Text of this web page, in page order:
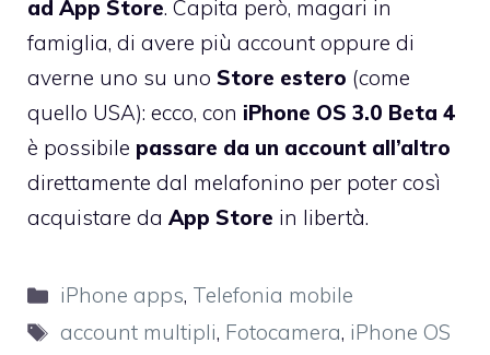
ad App Store. Capita però, magari in
famiglia, di avere più account oppure di
averne uno su uno Store estero (come
quello USA): ecco, con iPhone OS 3.0 Beta 4
è possibile passare da un account all’altro
direttamente dal melafonino per poter così
acquistare da App Store in libertà.
Categorie
iPhone apps, Telefonia mobile
Tag
account multipli, Fotocamera, iPhone OS